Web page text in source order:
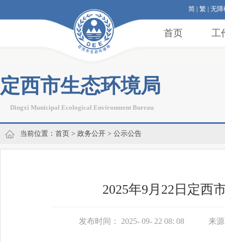
简 | 繁 | 无障
首页 工
定西市生态环境局
Dingxi Municipal Ecological Environment Bureau
当前位置： 首页 > 政务公开 > 公示公告
2025年9月22日定西
发布时间： 2025- 09- 22 08: 08 来